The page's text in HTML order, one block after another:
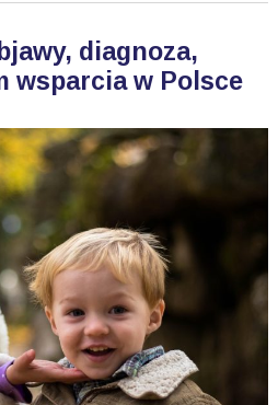
diagnoza,
wsparcia w Polsce